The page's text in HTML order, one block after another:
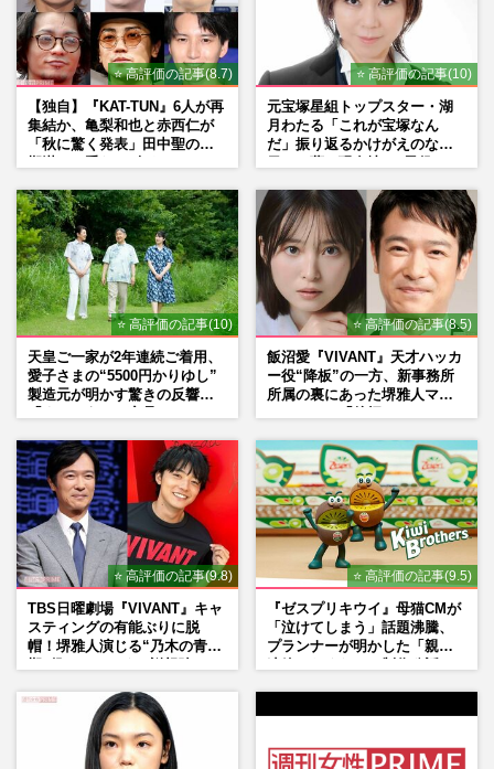
⭐ 高評価の記事(8.7)
【独自】『KAT-TUN』6人が再
集結か、亀梨和也と赤西仁が
「秋に驚く発表」田中聖の刑
⭐ 高評価の記事(10)
元宝塚星組トップスター・湖
月わたる「これが宝塚なん
だ」振り返るかけがえのない
⭐ 高評価の記事(10)
天皇ご一家が2年連続ご着用、
愛子さまの“5500円かりゆし”
製造元が明かす驚きの反響
⭐ 高評価の記事(8.5)
飯沼愛『VIVANT』天才ハッカ
ー役“降板”の一方、新事務所
所属の裏にあった堺雅人マネ
⭐ 高評価の記事(9.8)
TBS日曜劇場『VIVANT』キャ
スティングの有能ぶりに脱
帽！堺雅人演じる“乃木の青年
マン長男・櫻井海音だった
⭐ 高評価の記事(9.5)
『ゼスプリキウイ』母猫CMが
「泣けてしまう」話題沸騰、
プランナーが明かした「親に